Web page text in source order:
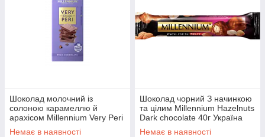
Шоколад молочний із
солоною карамеллю й
арахісом Millennium Very Peri
85г
Немає в наявності
Шоколад чорний З начинкою
та цілим Millennium Hazelnuts
Dark chocolate 40г Україна
Немає в наявності